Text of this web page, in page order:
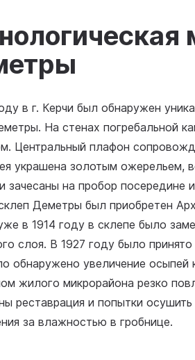
в г. Керчи был обнаружен
На стенах погребальной
Центральный плафон
украшена золотым ожерельем,
зачесаны на пробор
Деметры был приобретен
в 1914 году в склепе было
слоя. В 1927 году было
обнаружено увеличение осыпей
жилого микрорайона резко
реставрация и попытки
за влажностью в гробнице.